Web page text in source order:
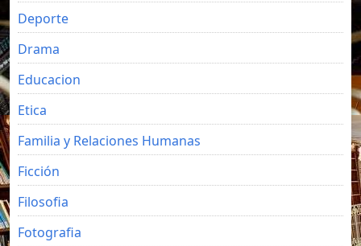
Deporte
Drama
Educacion
Etica
Familia y Relaciones Humanas
Ficción
Filosofia
Fotografia